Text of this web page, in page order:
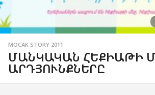
MOCAK STORY 2011
ՄԱՆԿԱԿԱՆ ՀԵՔԻԱԹԻ
ԱՐԴՅՈՒՆՔՆԵՐԸ